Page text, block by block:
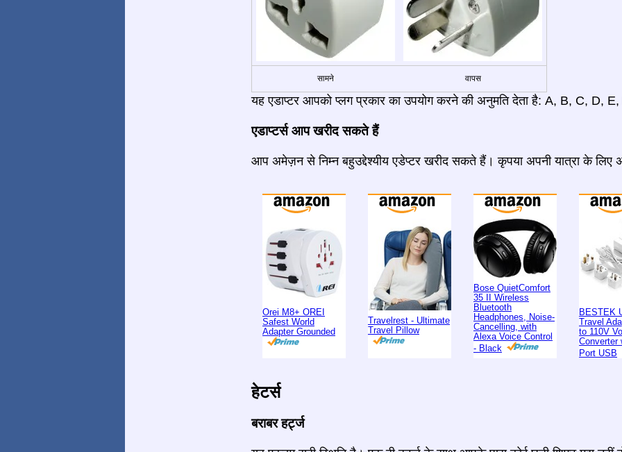
सामने वापस
यह एडाप्टर आपको प्लग प्रकार का उपयोग करने की अनुमति देता है: A, B, C, D,
एडाप्टर्स आप खरीद सकते हैं
आप अमेज़न से निम्न बहुउद्देश्यीय एडेप्टर खरीद सकते हैं। कृपया अपनी यात्रा के
Orei M8+ OREI
Safest World
Adapter Grounded
Travelrest - Ultimate
Travel Pillow
Bose QuietComfort
35 II Wireless
Bluetooth
Headphones, Noise-
Cancelling, with
Alexa Voice Control
- Black
BESTEK
Travel
to 110V
Converter
Port USB
हेटर्स
बराबर हर्ट्ज